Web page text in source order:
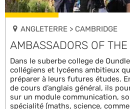
ANGLETERRE > CAMBRIDGE
AMBASSADORS OF
Dans le suberbe college de
collégiens et lycéens ambitieux
préparer à leurs futures études.
de cours d’anglais général, ils
sur un module communication,
spécialité (maths, science,